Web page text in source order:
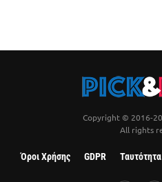
Copyright © 2016-
All rights
Όροι Χρήσης GDPR